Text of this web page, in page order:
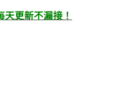
更新不漏接！